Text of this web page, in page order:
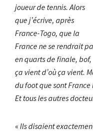
joueur de tennis. Alors
que j’écrive, après
France-Togo, que la
France ne se rendrait
en quarts de finale, bof,
ça vient d’où ça vient.
du foot que sont France
Et tous les autres
« Ils disaient